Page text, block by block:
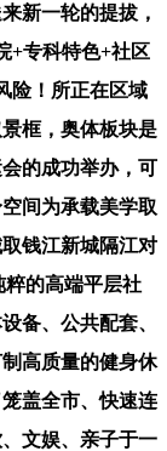
新一轮的提拔，
+专科特色+社区
险！所正在区域
框，奥体板块是
的成功举办，可
间为承载美学取
钱江新城隔江对
的高端平层社
备、公共配套、
高质量的健身休
盖全市、快速连
文娱、亲子于一